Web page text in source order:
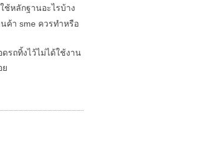
ช้หลักฐานอะไรบ้าง
ค้า sme ควรทำหรือ
รถทิ้งไว้ไม่ได้ใช้งาน
ย